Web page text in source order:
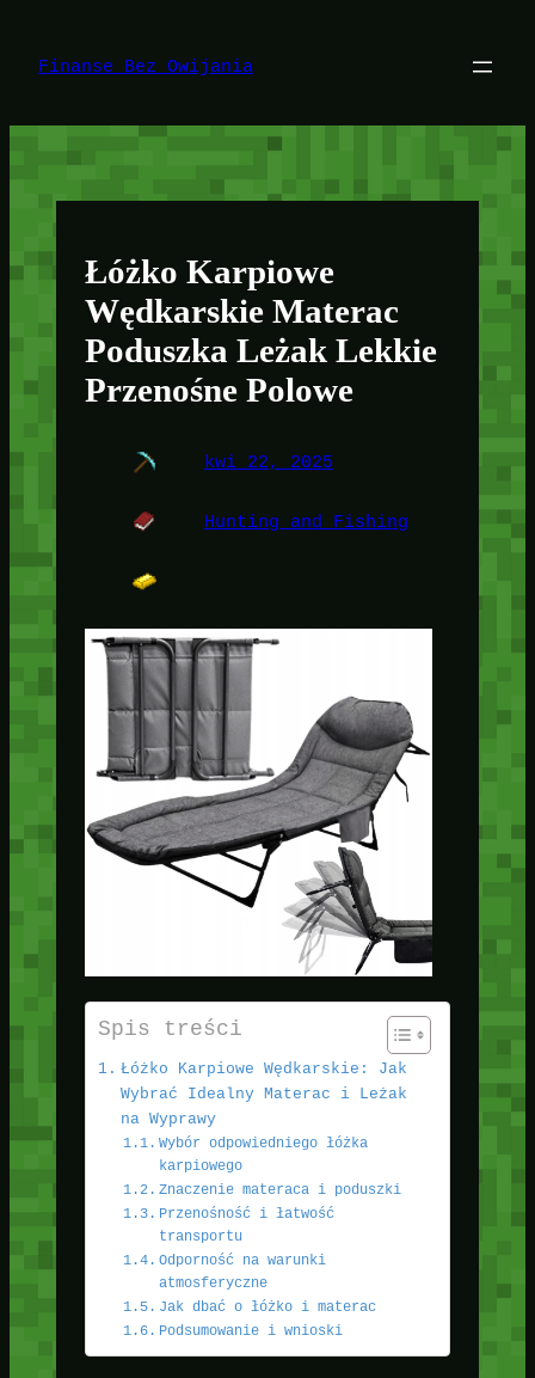
treści
Finanse Bez Owijania
Łóżko Karpiowe
Wędkarskie Materac
Poduszka Leżak Lekkie
Przenośne Polowe
kwi 22, 2025
Hunting and Fishing
Spis treści
Łóżko Karpiowe Wędkarskie: Jak
Wybrać Idealny Materac i Leżak
na Wyprawy
Wybór odpowiedniego łóżka
karpiowego
Znaczenie materaca i poduszki
Przenośność i łatwość
transportu
Odporność na warunki
atmosferyczne
Jak dbać o łóżko i materac
Podsumowanie i wnioski